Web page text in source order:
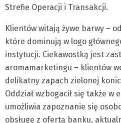
Strefie Operacji i Transakcji.
Klientów witają żywe barwy –
które dominują w logo
instytucji. Ciekawostką jest
aromamarketingu – klientów
delikatny zapach zielonej
Oddział wzbogacił się także w
umożliwia zapoznanie się
obsługę z ofertą banku,